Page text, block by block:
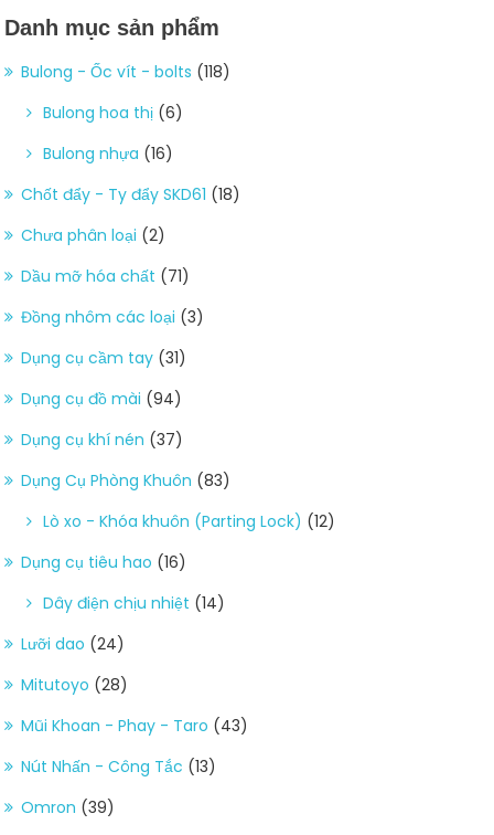
Danh mục sản phẩm
Bulong - Ốc vít - bolts (118)
Bulong hoa thị (6)
Bulong nhựa (16)
Chốt đẩy - Ty đẩy SKD61 (18)
Chưa phân loại (2)
Dầu mỡ hóa chất (71)
Đồng nhôm các loại (3)
Dụng cụ cầm tay (31)
Dụng cụ đồ mài (94)
Dụng cụ khí nén (37)
Dụng Cụ Phòng Khuôn (83)
Lò xo - Khóa khuôn (Parting Lock) (12)
Dụng cụ tiêu hao (16)
Dây điện chịu nhiệt (14)
Lưỡi dao (24)
Mitutoyo (28)
Mũi Khoan - Phay - Taro (43)
Nút Nhấn - Công Tắc (13)
Omron (39)